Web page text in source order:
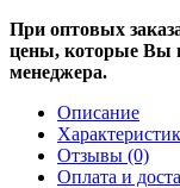
При оптовых
цены, которые Вы
менеджера.
Описание
Отзывы (0)
Оплата и